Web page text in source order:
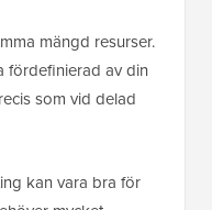
mängd resurser.
fördefinierad av din
som vid delad
kan vara bra för